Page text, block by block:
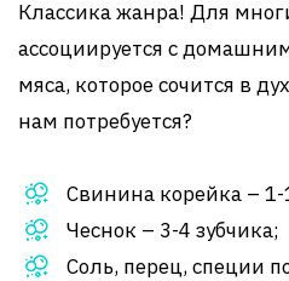
Классика жанра! Для
ассоциируется с
мяса, которое сочится в
нам потребуется?
Свинина корейка – 1-
Чеснок – 3-4 зубчика;
Соль, перец, специи